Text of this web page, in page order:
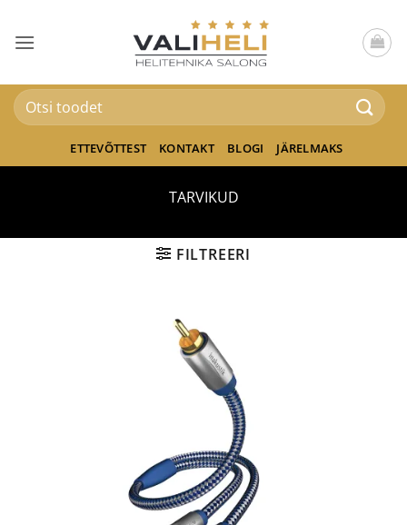
content
Otsi:
ETTEVÕTTEST KONTAKT BLOGI JÄRELMAKS
TARVIKUD
FILTREERI